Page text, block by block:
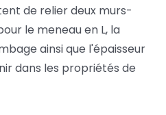
de relier deux murs-
le meneau en L, la
ainsi que l'épaisseur
dans les propriétés de